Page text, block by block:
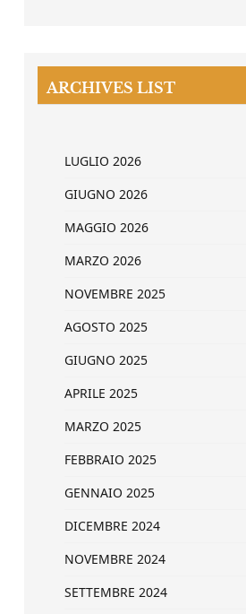
ARCHIVES LIST
LUGLIO 2026
GIUGNO 2026
MAGGIO 2026
MARZO 2026
NOVEMBRE 2025
AGOSTO 2025
GIUGNO 2025
APRILE 2025
MARZO 2025
FEBBRAIO 2025
GENNAIO 2025
DICEMBRE 2024
NOVEMBRE 2024
SETTEMBRE 2024